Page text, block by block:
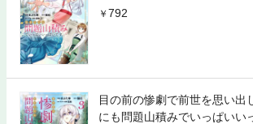
792
目の前の惨劇で前世を思い出
にも問題山積みでいっぱいい